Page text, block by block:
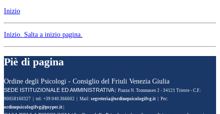
Inizio
Inizio . Salta a inizio pagina.
Piè di pagina
Ordine degli Psicologi - Consiglio del Friuli Venezia Giulia
SEDE ISTITUZIONALE ED AMMINISTRATIVA
| Piazza N. Tommaseo 2 - 34121 Trieste - C.F.:
90058160327 | tel: +39 040.366602 | Mail:
| Pec: